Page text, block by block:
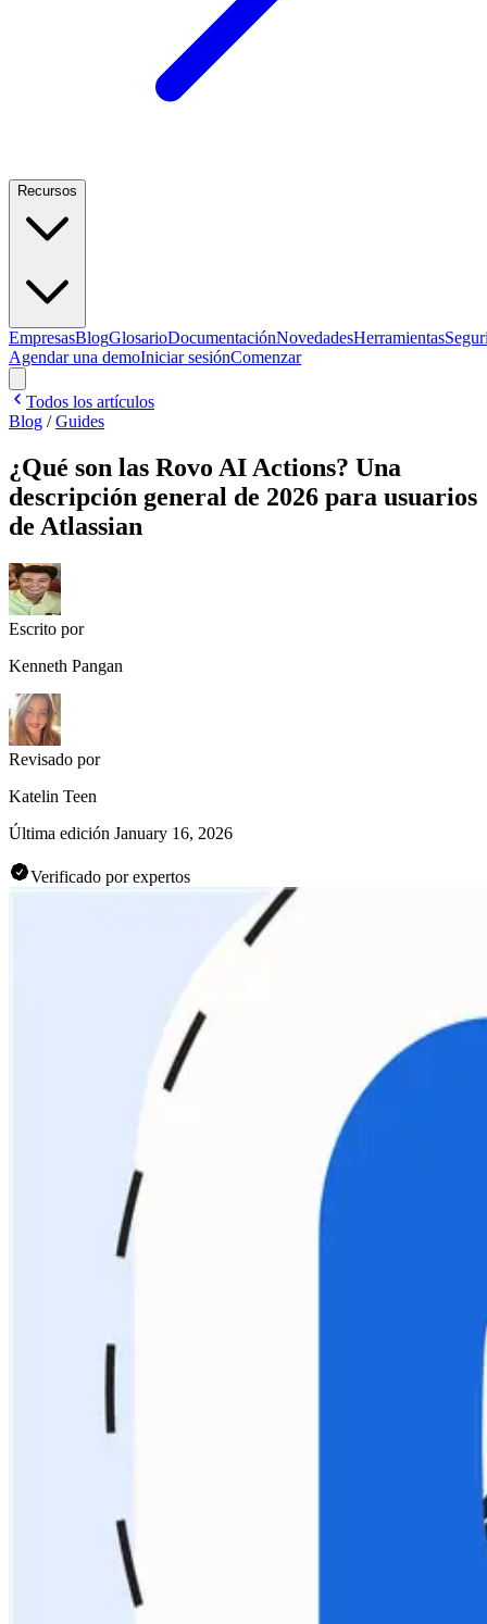
Recursos
EmpresasBlogGlosarioDocumentaciónNovedadesHerramientas
Agendar una demoIniciar sesiónComenzar
Todos los artículos
Blog /Guides
¿Qué son las Rovo AI Actions? Una
descripción general de 2026 para usuarios
de Atlassian
Escrito por
Kenneth Pangan
Revisado por
Katelin Teen
Última edición January 16, 2026
Verificado por expertos